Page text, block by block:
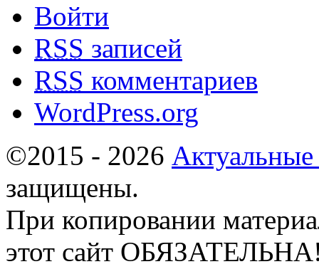
Войти
RSS записей
RSS комментариев
WordPress.org
©2015 - 2026
защищены.
При копировании
этот сайт